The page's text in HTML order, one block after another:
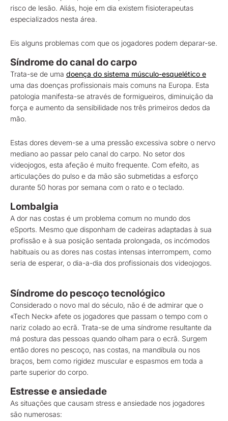
risco de lesão. Aliás, hoje em dia existem fisioterapeutas
especializados nesta área.
Eis alguns problemas com que os jogadores podem deparar-se.
Síndrome do canal do carpo
Trata-se de uma doença do sistema músculo-esquelético e
uma das doenças profissionais mais comuns na Europa. Esta
patologia manifesta-se através de formigueiros, diminuição da
força e aumento da sensibilidade nos três primeiros dedos da
mão.
Estas dores devem-se a uma pressão excessiva sobre o nervo
mediano ao passar pelo canal do carpo. No setor dos
videojogos, esta afeção é muito frequente. Com efeito, as
articulações do pulso e da mão são submetidas a esforço
durante 50 horas por semana com o rato e o teclado.
Lombalgia
A dor nas costas é um problema comum no mundo dos
eSports. Mesmo que disponham de cadeiras adaptadas à sua
profissão e à sua posição sentada prolongada, os incómodos
habituais ou as dores nas costas intensas interrompem, como
seria de esperar, o dia-a-dia dos profissionais dos videojogos.
Síndrome do pescoço tecnológico
Considerado o novo mal do século, não é de admirar que o
«Tech Neck» afete os jogadores que passam o tempo com o
nariz colado ao ecrã. Trata-se de uma síndrome resultante da
má postura das pessoas quando olham para o ecrã. Surgem
então dores no pescoço, nas costas, na mandíbula ou nos
braços, bem como rigidez muscular e espasmos em toda a
parte superior do corpo.
Estresse e ansiedade
As situações que causam stress e ansiedade nos jogadores
são numerosas: